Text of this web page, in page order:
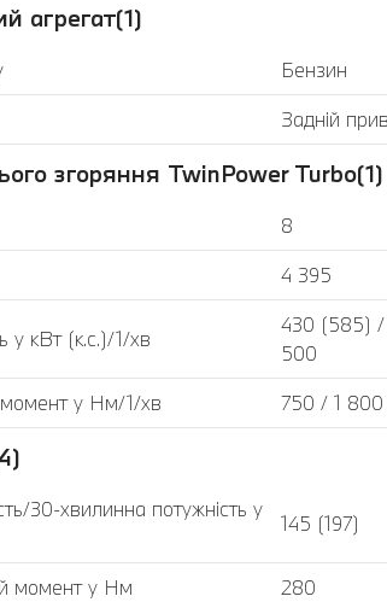
агрегат(1)
Бензин
Задній
згоряння TwinPower Turbo(1)
8
4 395
у кВт (к.с.)/1/хв
430 (585)
500
момент у Нм/1/хв
750 / 1
30-хвилинна потужність у
145 (197)
момент у Нм 280